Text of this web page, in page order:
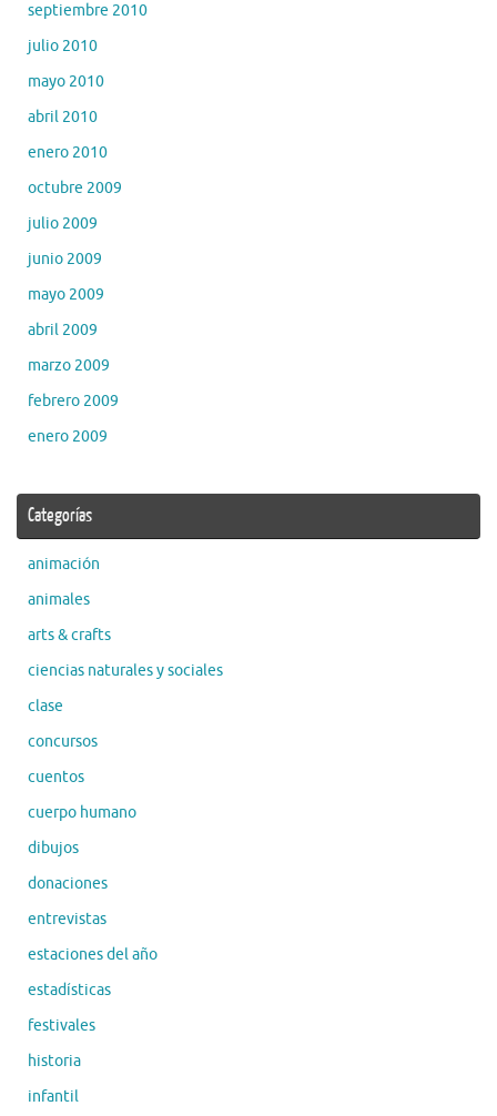
septiembre 2010
julio 2010
mayo 2010
abril 2010
enero 2010
octubre 2009
julio 2009
junio 2009
mayo 2009
abril 2009
marzo 2009
febrero 2009
enero 2009
Categorías
animación
animales
arts & crafts
ciencias naturales y sociales
clase
concursos
cuentos
cuerpo humano
dibujos
donaciones
entrevistas
estaciones del año
estadísticas
festivales
historia
infantil